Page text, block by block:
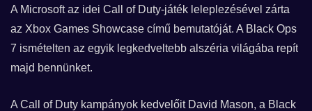
A Microsoft az idei Call of Duty-játék leleplezésével zárta
az Xbox Games Showcase című bemutatóját. A Black Ops
7 ismételten az egyik legkedveltebb alszéria világába repít
majd bennünket.
A Call of Duty kampányok kedvelőit David Mason, a Black